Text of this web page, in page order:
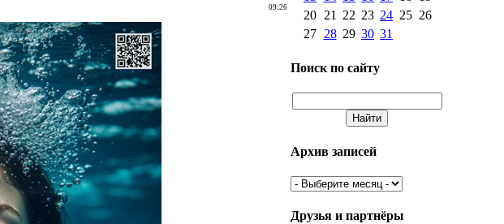
09:26
20 21 22 23 24 25 26
27 28 29 30 31
Поиск по сайту
Архив записей
Друзья и партнёры